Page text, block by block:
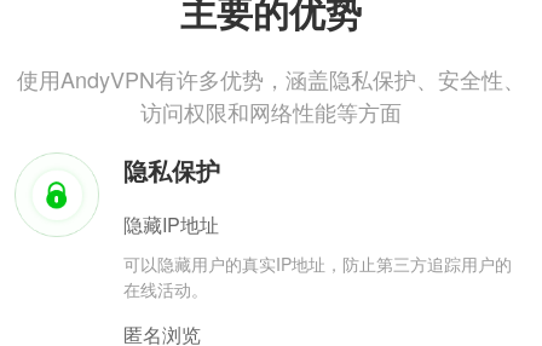
主要的优势
使用AndyVPN有许多优势，涵盖隐私保护、安全性、
访问权限和网络性能等方面
隐私保护
隐藏IP地址
可以隐藏用户的真实IP地址，防止第三方追踪用户的
在线活动。
匿名浏览